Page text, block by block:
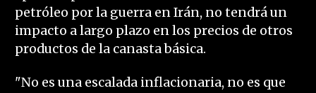
petróleo por la guerra en Irán, no tendrá un
impacto a largo plazo en los precios de otros
productos de la canasta básica.
"No es una escalada inflacionaria, no es que